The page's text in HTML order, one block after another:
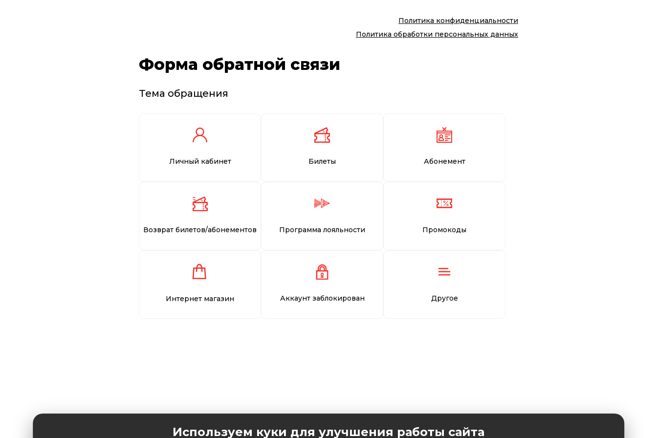
Политика конфиденциальности
Политика обработки персональных данных
Форма обратной связи
Тема обращения
Личный кабинет Билеты Абонемент
Возврат билетов/абонементов Программа лояльности Промокоды
Интернет магазин Аккаунт заблокирован Другое
Используем куки для улучшения работы сайта